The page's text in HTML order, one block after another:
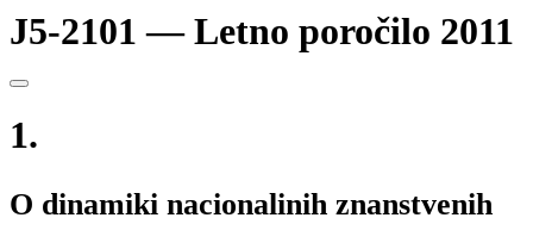
J5-2101 — Letno poročilo 2011
1.
O dinamiki nacionalinih znanstvenih